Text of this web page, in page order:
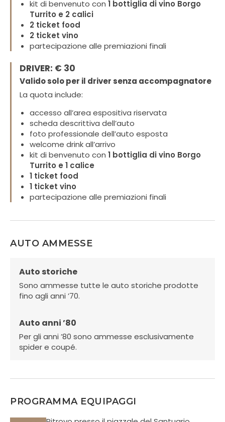
kit di benvenuto con 1 bottiglia di vino Borgo
Turrito e 2 calici
2 ticket food
2 ticket vino
partecipazione alle premiazioni finali
DRIVER: € 30
Valido solo per il driver senza accompagnatore
La quota include:
accesso all’area espositiva riservata
scheda descrittiva dell’auto
foto professionale dell’auto esposta
welcome drink all’arrivo
kit di benvenuto con 1 bottiglia di vino Borgo
Turrito e 1 calice
1 ticket food
1 ticket vino
partecipazione alle premiazioni finali
AUTO AMMESSE
Auto storiche
Sono ammesse tutte le auto storiche prodotte
fino agli anni ’70.
Auto anni ’80
Per gli anni ’80 sono ammesse esclusivamente
spider e coupé.
PROGRAMMA EQUIPAGGI